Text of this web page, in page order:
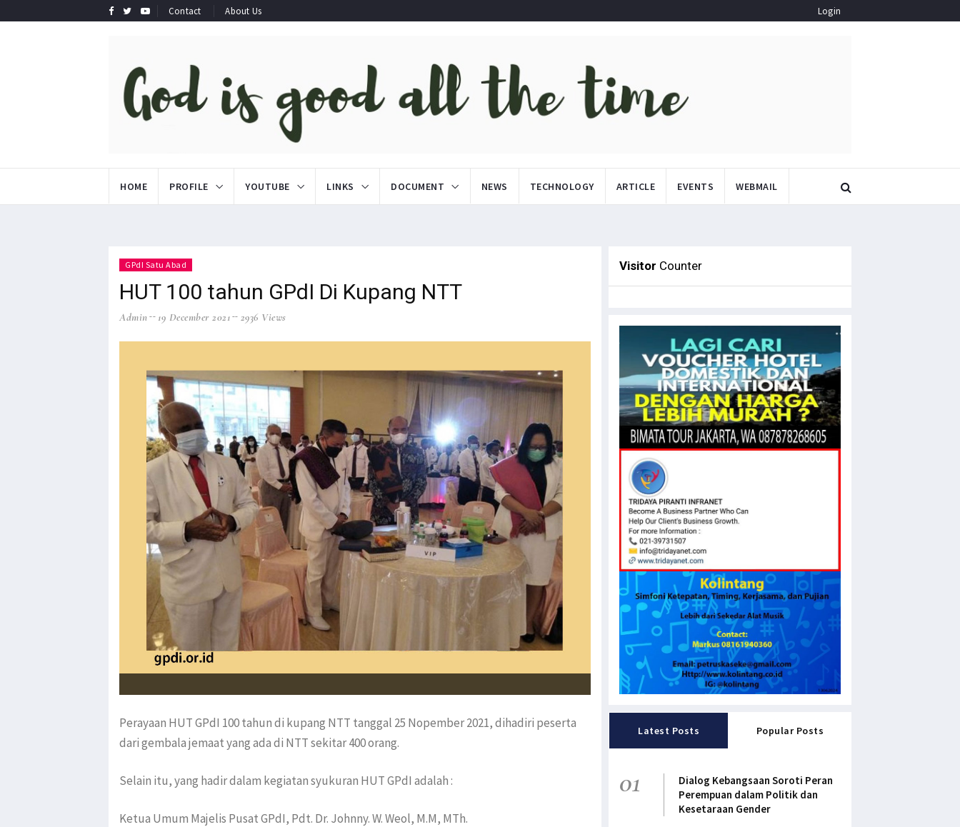
Contact About Us Login
HOME PROFILE YOUTUBE LINKS DOCUMENT NEWS TECHNOLOGY ARTICLE EVENTS WEBMAIL
GPdI Satu Abad
HUT 100 tahun GPdI Di Kupang NTT
Admin 19 December 2021 2936 Views
Perayaan HUT GPdI 100 tahun di kupang NTT tanggal 25 Nopember 2021, dihadiri peserta
dari gembala jemaat yang ada di NTT sekitar 400 orang.
Selain itu, yang hadir dalam kegiatan syukuran HUT GPdI adalah :
Ketua Umum Majelis Pusat GPdI, Pdt. Dr. Johnny. W. Weol, M.M, MTh.
Visitor Counter
Latest Posts Popular Posts
01
Dialog Kebangsaan Soroti Peran
Perempuan dalam Politik dan
Kesetaraan Gender